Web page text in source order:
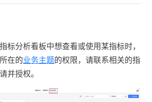
标分析看板中想查看或使用某指标时，
在的业务主题的权限，请联系相关的指
并授权。